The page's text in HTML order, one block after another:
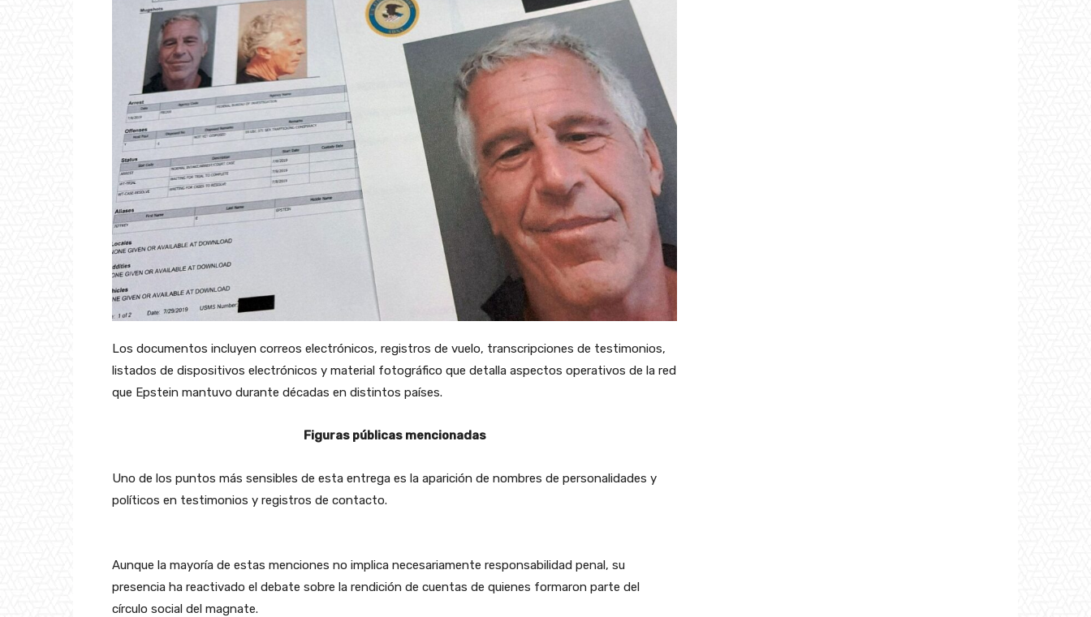
Los documentos incluyen correos electrónicos, registros de vuelo, transcripciones de testimonios,
listados de dispositivos electrónicos y material fotográfico que detalla aspectos operativos de la red
que Epstein mantuvo durante décadas en distintos países.
Figuras públicas mencionadas
Uno de los puntos más sensibles de esta entrega es la aparición de nombres de personalidades y
políticos en testimonios y registros de contacto.
Aunque la mayoría de estas menciones no implica necesariamente responsabilidad penal, su
presencia ha reactivado el debate sobre la rendición de cuentas de quienes formaron parte del
círculo social del magnate.